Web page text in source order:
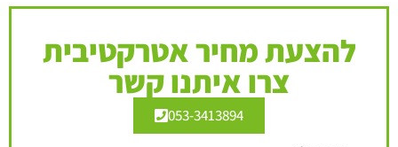
להצעת מחיר אטרקטיבית
צרו איתנו קשר
053-3413894